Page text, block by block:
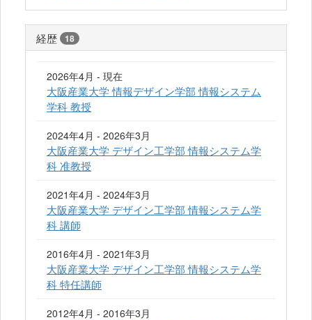
経歴 18
2026年4月 - 現在
大阪産業大学 情報デザイン学部 情報システム
学科 教授
2024年4月 - 2026年3月
大阪産業大学 デザイン工学部 情報システム学
科 准教授
2021年4月 - 2024年3月
大阪産業大学 デザイン工学部 情報システム学
科 講師
2016年4月 - 2021年3月
大阪産業大学 デザイン工学部 情報システム学
科 特任講師
2012年4月 - 2016年3月